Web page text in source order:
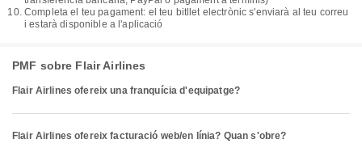
Completa el teu pagament: el teu bitllet electrònic s'enviarà al teu correu
i estarà disponible a l'aplicació
PMF sobre Flair Airlines
Flair Airlines ofereix una franquícia d'equipatge?
Flair Airlines ofereix facturació web/en línia? Quan s'obre?